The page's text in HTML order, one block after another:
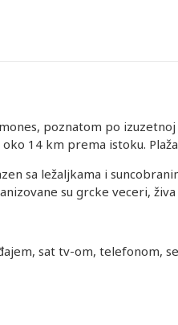
poznatom po
14 km prema istoku.
sa ležaljkama i
su grcke veceri,
sat tv-om, telefonom,